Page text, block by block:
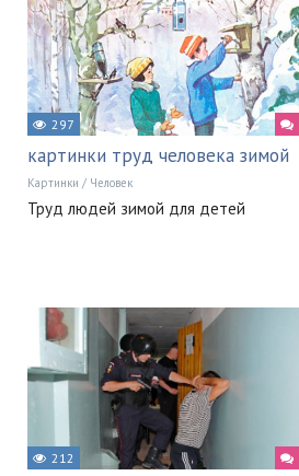
297
картинки труд человека зимой
Картинки / Человек
Труд людей зимой для детей
212